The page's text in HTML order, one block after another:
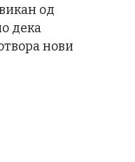
од
дека
нови